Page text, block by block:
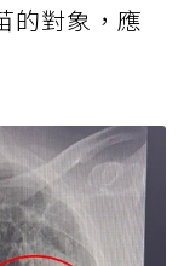
的對象，應